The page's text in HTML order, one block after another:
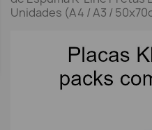
Unidades (A4 / A3 /